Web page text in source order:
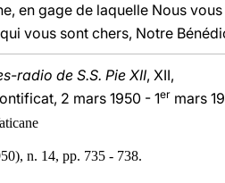
en gage de laquelle Nous
vous sont chers, Notre
radio de S.S. Pie XII, XII,
2 mars 1950 - 1er mars
n. 14, pp. 735 - 738.